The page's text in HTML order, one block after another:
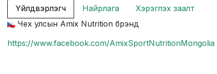
Үйлдвэрлэгч Найрлага
Хэрэглэх заалт
Чех улсын Amix Nutrition брэнд
https://www.facebook.com/AmixSportNutritionMongolia